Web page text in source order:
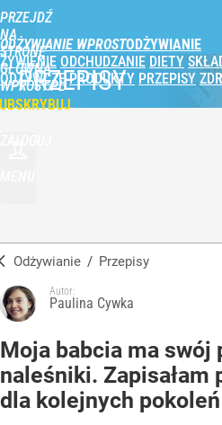
PRZEJDŹ
NA
STRONĘ
GŁÓWNĄ
WPROST.PL
ODŻYWIANIE WPROST
ŻYWIENIE ODCHUDZANIE DIETY
ODŻYWCZE PRODUKTY PRZEPISY
PRZEPISY
Odżywianie / Przepisy
Autor:
Paulina Cywka
Moja babcia ma swój
naleśniki. Zapisałam
dla kolejnych pokoleń